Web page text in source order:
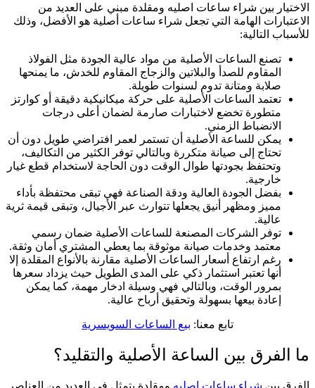
الاختيار بين شراء ساعات اصليه ومقلدة مبني على العديد من
الاعتبارات الهامة التي تجعل شراء ساعات أصلية هو الأفضل، وذلك
للأسباب التالية:
تصنع الساعات الأصلية من مواد عالية الجودة مثل الفولاذ
المقاوم للصدأ والبلاتين والزجاج المقاوم للخدش، ما يمنحها
صلابة ومتانة تدوم لسنوات طويلة.
تعتمد الساعات الأصلية على حركة ميكانيكية دقيقة أو كوارتز
متطورة تخضع لاختبارات صارمة لضمان أعلى درجات
الانضباط الزمني.
يمكن للساعة الأصلية أن تستمر لعمر افتراضي طويل دون أن
تحتاج إلى صيانة متكررة وبالتالي توفر الكثير من التكاليف،
وتحتفظ بجودتها طوال الوقت دون الحاجة لاستخدام قطع غيار
خارجية.
بفضل الجودة العالية ودقة الصناعة فهي تبقى محتفظة بأداء
مميز ومظهر أنيق يجعلها تتوارث عبر الأجيال، وتبقى قيمة ثرية
عالية.
توفر الشركات المصنعة للساعات الأصلية ضمان رسمي
معتمد وخدمات صيانة موثوقة بما يعطي المشتري أمان وثقة.
رغم ارتفاع أسعار الساعات الأصلية مقارنة بالأنواع المقلدة إلا
أنها تعتبر استثمار ذكي على المدى الطويل حيث يزداد سعرها
بمرور الوقت، وبالتالي فهي وسيلة ادخار مهمة، كما يمكن
إعادة بيعها بسهولة وتحقيق أرباح عالية.
تابع معنا: بيع الساعات السويسرية
ما الفرق بين الساعة الأصلية والتقليد؟
الفرق بين شراء ساعات اصليه ومقلدة يتمثل في العديد من العناصر